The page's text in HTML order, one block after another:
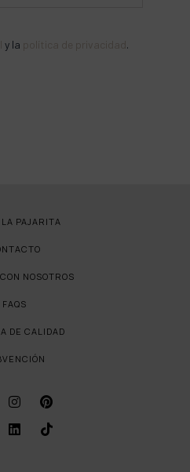
y la .
LA PAJARITA
NOSOTROS
FAQS
DE CALIDAD